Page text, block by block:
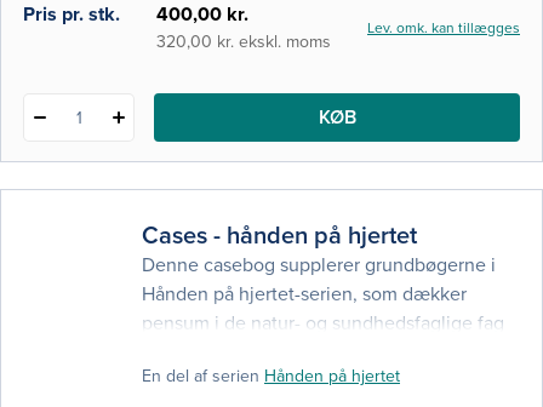
ergoterapeutstuderende, men kan også
e-bog
Pris pr. stk. 400,00 kr.
320,00 kr. ekskl. moms
Lev. omk. kan tillægges
1 KØB
Cases - hånden på hjertet
Denne casebog supplerer grundbøgerne i
Hånden på hjertet-serien, som dækker
pensum i de natur- og sundhedsfaglige fag
serien bruges dog også på mange andre
En del af serien Hånden på hjertet